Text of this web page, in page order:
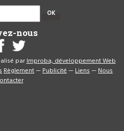
OK
nous
parImproba, développement Web
Règlement—Publicité—Liens—Nous